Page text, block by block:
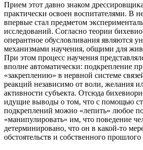
Прием этот давно знаком
практически освоен воспитателями. В
впервые стал предметом
исследований. Согласно теории
оперантное обусловливания являются
механизмами научения, общими для
При этом процесс научения
вполне автоматически: подкрепление
«закреплению» в нервной системе
реакций независимо от воли, желания
активности субъекта. Отсюда
идущие выводы о том, что с помощью
подкреплений можно «лепить» любое
«манипулировать» им, что поведение
детерминировано, что он в какой-то
обстоятельств и собственного